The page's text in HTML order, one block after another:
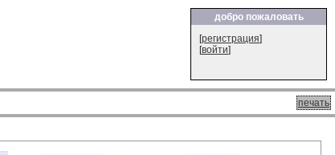
добро пожаловать
[регистрация]
[войти]
печать